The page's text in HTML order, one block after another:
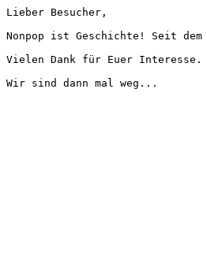
Lieber Besucher,
Nonpop ist Geschichte! Seit dem
Vielen Dank für Euer Interesse.
Wir sind dann mal weg...